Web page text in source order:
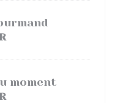
moment